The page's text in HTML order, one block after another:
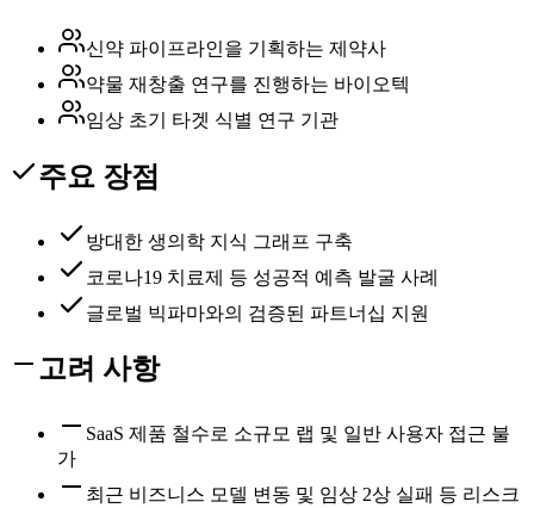
신약 파이프라인을 기획하는 제약사
약물 재창출 연구를 진행하는 바이오텍
임상 초기 타겟 식별 연구 기관
주요 장점
방대한 생의학 지식 그래프 구축
코로나19 치료제 등 성공적 예측 발굴 사례
글로벌 빅파마와의 검증된 파트너십 지원
고려 사항
SaaS 제품 철수로 소규모 랩 및 일반 사용자 접근 불
가
최근 비즈니스 모델 변동 및 임상 2상 실패 등 리스크